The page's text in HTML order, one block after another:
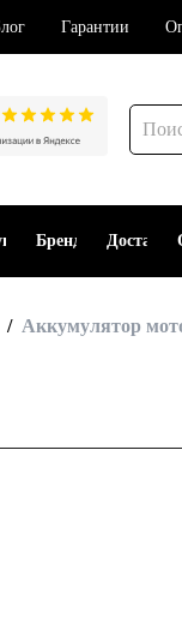
Гарантии
Бренды Доставка
Аккумулятор